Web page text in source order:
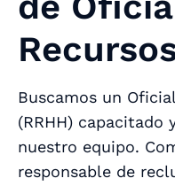
Buscamos un
(RRHH) capacitado
nuestro equipo.
responsable de